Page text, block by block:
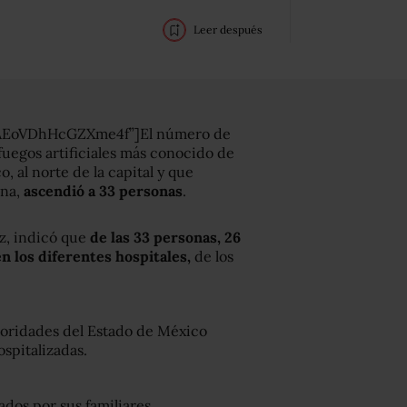
Leer después
número de
artificiales más conocido de
al norte de la capital y que
ascendió a 33 personas.
indicó que de las 33 personas, 26
los diferentes hospitales, de los
del Estado de México